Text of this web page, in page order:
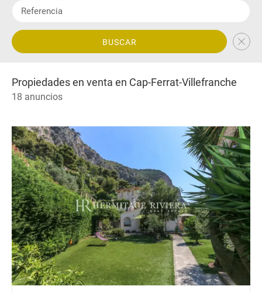
BUSCAR
Propiedades en venta en Cap-Ferrat-Villefranche
18 anuncios